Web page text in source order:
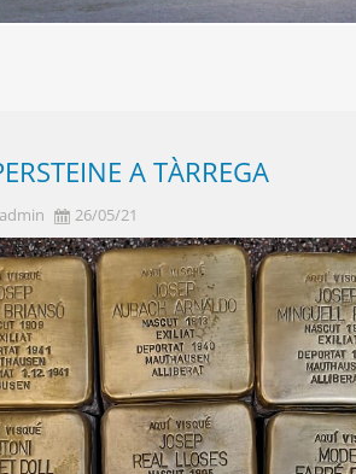
A TÀRREGA
26/05/21